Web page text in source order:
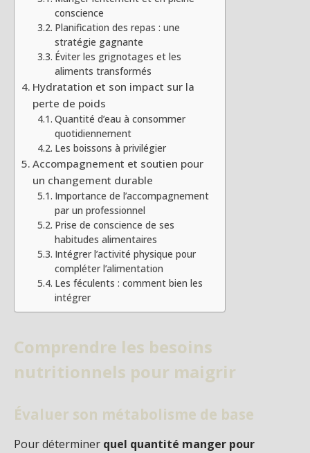
conscience
Planification des repas : une
stratégie gagnante
Éviter les grignotages et les
aliments transformés
Hydratation et son impact sur la
perte de poids
Quantité d’eau à consommer
quotidiennement
Les boissons à privilégier
Accompagnement et soutien pour
un changement durable
Importance de l’accompagnement
par un professionnel
Prise de conscience de ses
habitudes alimentaires
Intégrer l’activité physique pour
compléter l’alimentation
Les féculents : comment bien les
intégrer
Comprendre les besoins
nutritionnels pour maigrir
Évaluer son métabolisme de base
Pour déterminer quel quantité manger pour